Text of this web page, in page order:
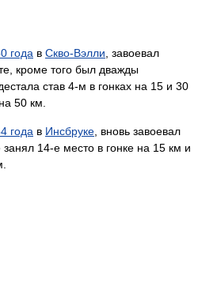
года в Скво-Вэлли , завоевал
кроме того был дважды
став 4-м в гонках на 15 и 30
50 км.
года в Инсбруке , вновь завоевал
14-е место в гонке на 15 км и